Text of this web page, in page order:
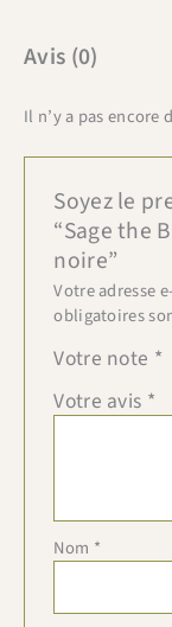
Avis (0)
Il n’y a pas encore
Soyez le
“Sage the
noire”
Votre adresse
obligatoires
Votre note *
Votre avis *
Nom *